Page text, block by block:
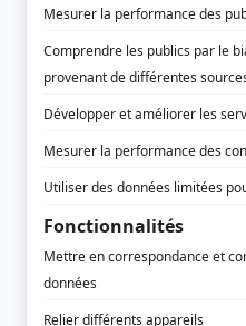
- Marc Labrèche
de l'année
- Marc Labrèche
premier rôle
Ashley Rockwell)
premier rôle
Brad, Brenda et
de l'année
premier rôle
et Ashley Rockwell)